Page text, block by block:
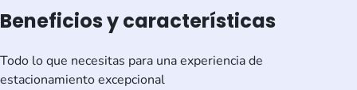
Beneficios y características
Todo lo que necesitas para una experiencia de
estacionamiento excepcional